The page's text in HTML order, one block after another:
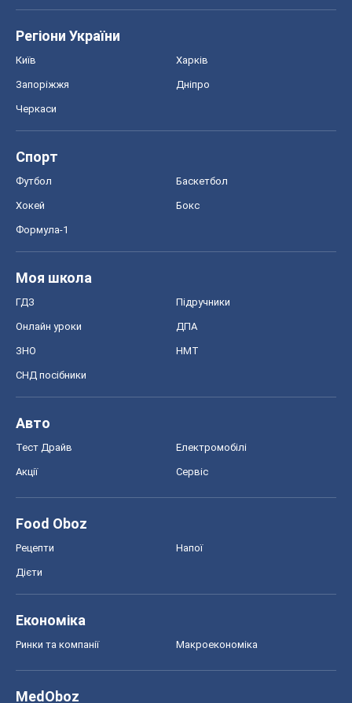
Регіони України
Київ Харків
Запоріжжя Дніпро
Черкаси
Спорт
Футбол Баскетбол
Хокей Бокс
Формула-1
Моя школа
ГДЗ Підручники
Онлайн уроки ДПА
ЗНО НМТ
СНД посібники
Авто
Тест Драйв Електромобілі
Акції Сервіс
Food Oboz
Рецепти Напої
Дієти
Економіка
Ринки та компанії Макроекономіка
MedOboz